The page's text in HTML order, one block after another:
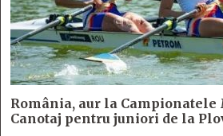
România, aur la Campionatele
Canotaj pentru juniori de la